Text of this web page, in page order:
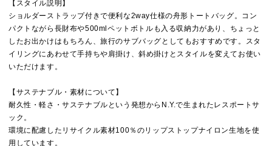
【スタイル説明】
ショルダーストラップ付きで便利な2way仕様の舟形トートバッグ。コン
パクトながら長財布や500mlペットボトルも入る収納力があり、ちょっと
したお出かけはもちろん、旅行のサブバッグとしてもおすすめです。スタ
イリングにあわせて手持ちや肩掛け、斜め掛けとスタイルを変えてお使い
いただけます。
【サステナブル・素材について】
耐久性・軽さ・サステナブルという発想からN.Y.で生まれたレスポートサ
ック。
環境に配慮したリサイクル素材100％のリップストップナイロン生地を使
用しています。